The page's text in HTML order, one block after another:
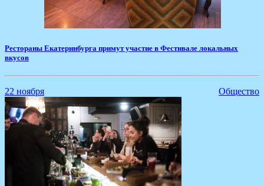
​Рестораны Екатеринбурга примут участие в Фестивале локальных
вкусов
22 ноября Общество